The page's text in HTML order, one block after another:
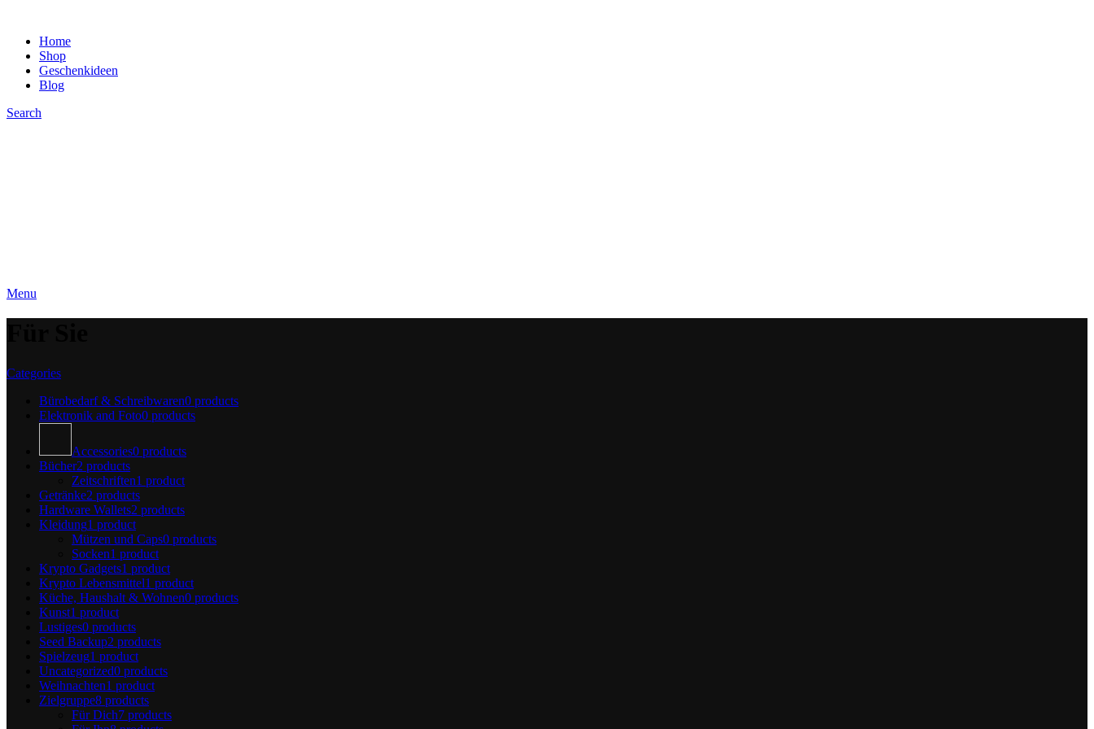
Home
Shop
Geschenkideen
Blog
Search
Menu
Categories
Bürobedarf & Schreibwaren0 products
Elektronik and Foto0 products
Accessories0 products
Bücher2 products
Zeitschriften1 product
Getränke2 products
Hardware Wallets2 products
Kleidung1 product
Mützen und Caps0 products
Socken1 product
Krypto Gadgets1 product
Krypto Lebensmittel1 product
Küche, Haushalt & Wohnen0 products
Kunst1 product
Lustiges0 products
Seed Backup2 products
Spielzeug1 product
Uncategorized0 products
Weihnachten1 product
Zielgruppe8 products
Für Dich7 products